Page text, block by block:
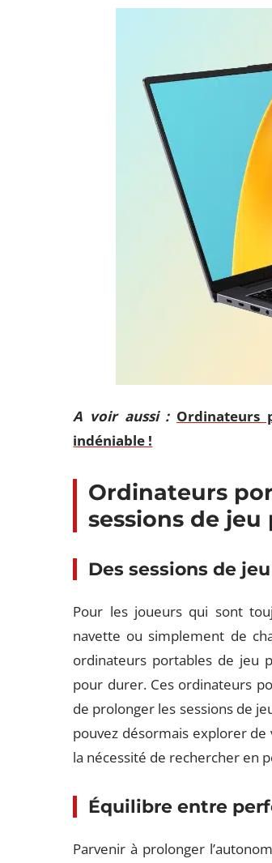
A voir aussi : Ordinateurs
indéniable !
Ordinateurs
sessions de
Des sessions de
Pour les joueurs qui sont
navette ou simplement de
ordinateurs portables de jeu
pour durer. Ces ordinateurs
de prolonger les sessions de
pouvez désormais explorer
la nécessité de rechercher en
Équilibre entre
Parvenir à prolonger